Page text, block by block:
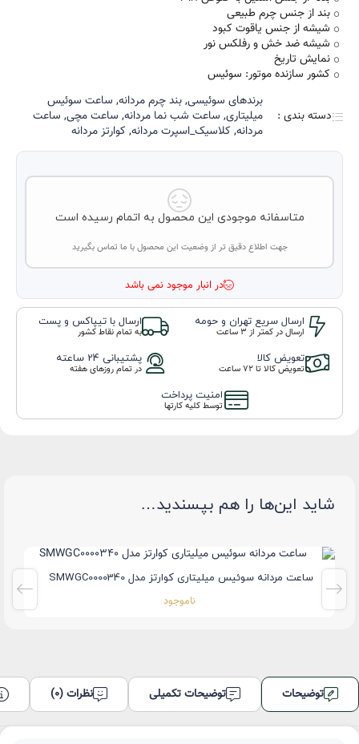
بند از جنس چرم طبیعی
شیشه از جنس یاقوت کبود
شیشه ضد خش و رفلکس نور
نمایش تاریخ
کشور سازنده موتور: سوئیس
دسته بندی :
برند‌های سوئیسی,بند چرم مردانه, ساعت سوئیس
میلیتاری, ساعت شب نما مردانه, ساعت مچی, ساعت
مردانه, کلاسیک_اسپرت مردانه, کوارتز مردانه
متاسفانه موجودی این محصول به اتمام رسیده است
جهت اطلاع دقیق تر از وضعیت این محصول با ما تماس بگیرید
در انبار موجود نمی باشد
ارسال سریع تهران و حومه
ارسال در کمتر از 3 ساعت
ارسال با تیپاکس و پست
به تمام نقاط کشور
تعویض کالا
تعویض کالا تا ۷۲ ساعت
پشتیبانی 24 ساعته
در تمام روزهای هفته
امنیت پرداخت
توسط کلیه کارتها
شاید این‌ها را هم بپسندید…
ساعت مردانه سوئیس میلیتاری کوارتز مدل SMWGC0000340
ناموجود
توضیحات توضیحات تکمیلی نظرات (0)